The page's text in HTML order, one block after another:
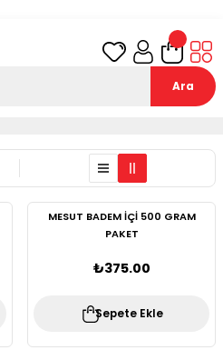
teslimat!
Ara
MESUT BADEM İÇİ 500 GRAM
PAKET
₺375.00
Sepete Ekle